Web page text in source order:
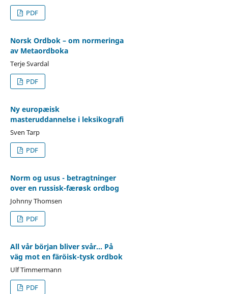
PDF
Norsk Ordbok – om normeringa
av Metaordboka
Terje Svardal
PDF
Ny europæisk
masteruddannelse i leksikografi
Sven Tarp
PDF
Norm og usus - betragtninger
over en russisk-færøsk ordbog
Johnny Thomsen
PDF
All vår början bliver svår... På
väg mot en färöisk-tysk ordbok
Ulf Timmermann
PDF